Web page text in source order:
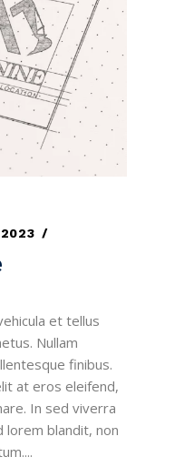
et tellus
Nullam
finibus.
at eros eleifend,
In sed viverra
lorem blandit, non